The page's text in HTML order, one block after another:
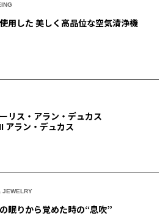
用した 美しく高品位な空気清浄機
リス・アラン・デュカス
アラン・デュカス
JEWELRY
眠りから覚めた時の“息吹”